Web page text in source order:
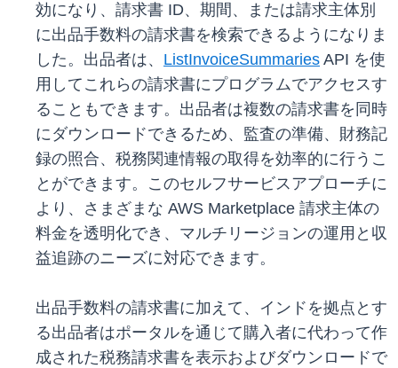
効になり、請求書 ID、期間、または請求主体別
に出品手数料の請求書を検索できるようになりま
した。出品者は、 ListInvoiceSummaries API を使
用してこれらの請求書にプログラムでアクセスす
ることもできます。出品者は複数の請求書を同時
にダウンロードできるため、監査の準備、財務記
録の照合、税務関連情報の取得を効率的に行うこ
とができます。このセルフサービスアプローチに
より、さまざまな AWS Marketplace 請求主体の
料金を透明化でき、マルチリージョンの運用と収
益追跡のニーズに対応できます。
出品手数料の請求書に加えて、インドを拠点とす
る出品者はポータルを通じて購入者に代わって作
成された税務請求書を表示およびダウンロードで